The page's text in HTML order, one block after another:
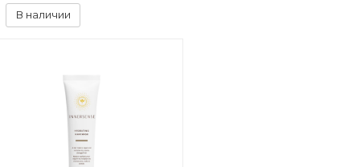
В наличии